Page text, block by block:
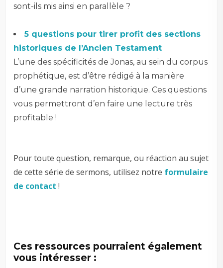
sont-ils mis ainsi en parallèle ?
5 questions pour tirer profit des sections
historiques de l’Ancien Testament
L’une des spécificités de Jonas, au sein du corpus
prophétique, est d’être rédigé à la manière
d’une grande narration historique. Ces questions
vous permettront d’en faire une lecture très
profitable !
Pour toute question, remarque, ou réaction au sujet
de cette série de sermons, utilisez notre formulaire
de contact !
Ces ressources pourraient également
vous intéresser :